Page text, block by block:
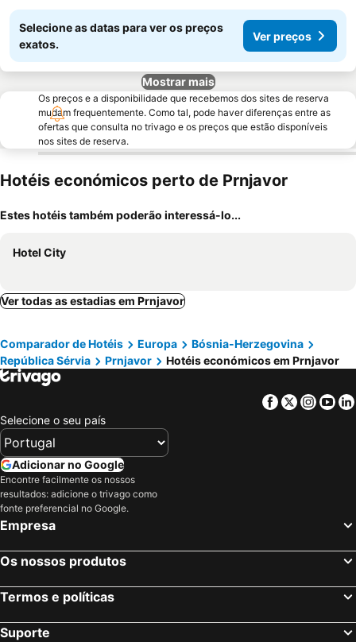
Selecione as datas para ver os preços
exatos.
Ver preços
Mostrar mais
Os preços e a disponibilidade que recebemos dos sites de reserva
mudam frequentemente. Como tal, pode haver diferenças entre as
ofertas que consulta no trivago e os preços que estão disponíveis
nos sites de reserva.
Hotéis económicos perto de Prnjavor
Estes hotéis também poderão interessá-lo...
Hotel City
Ver todas as estadias em Prnjavor
Comparador de Hotéis Europa
Bósnia-Herzegovina
República Sérvia
Prnjavor Hotéis económicos em Prnjavor
Facebook
Twitter
Selecione o seu país
Adicionar no Google
Encontre facilmente os nossos
resultados: adicione o trivago como
fonte preferencial no Google.
Empresa
Os nossos produtos
Termos e políticas
Suporte